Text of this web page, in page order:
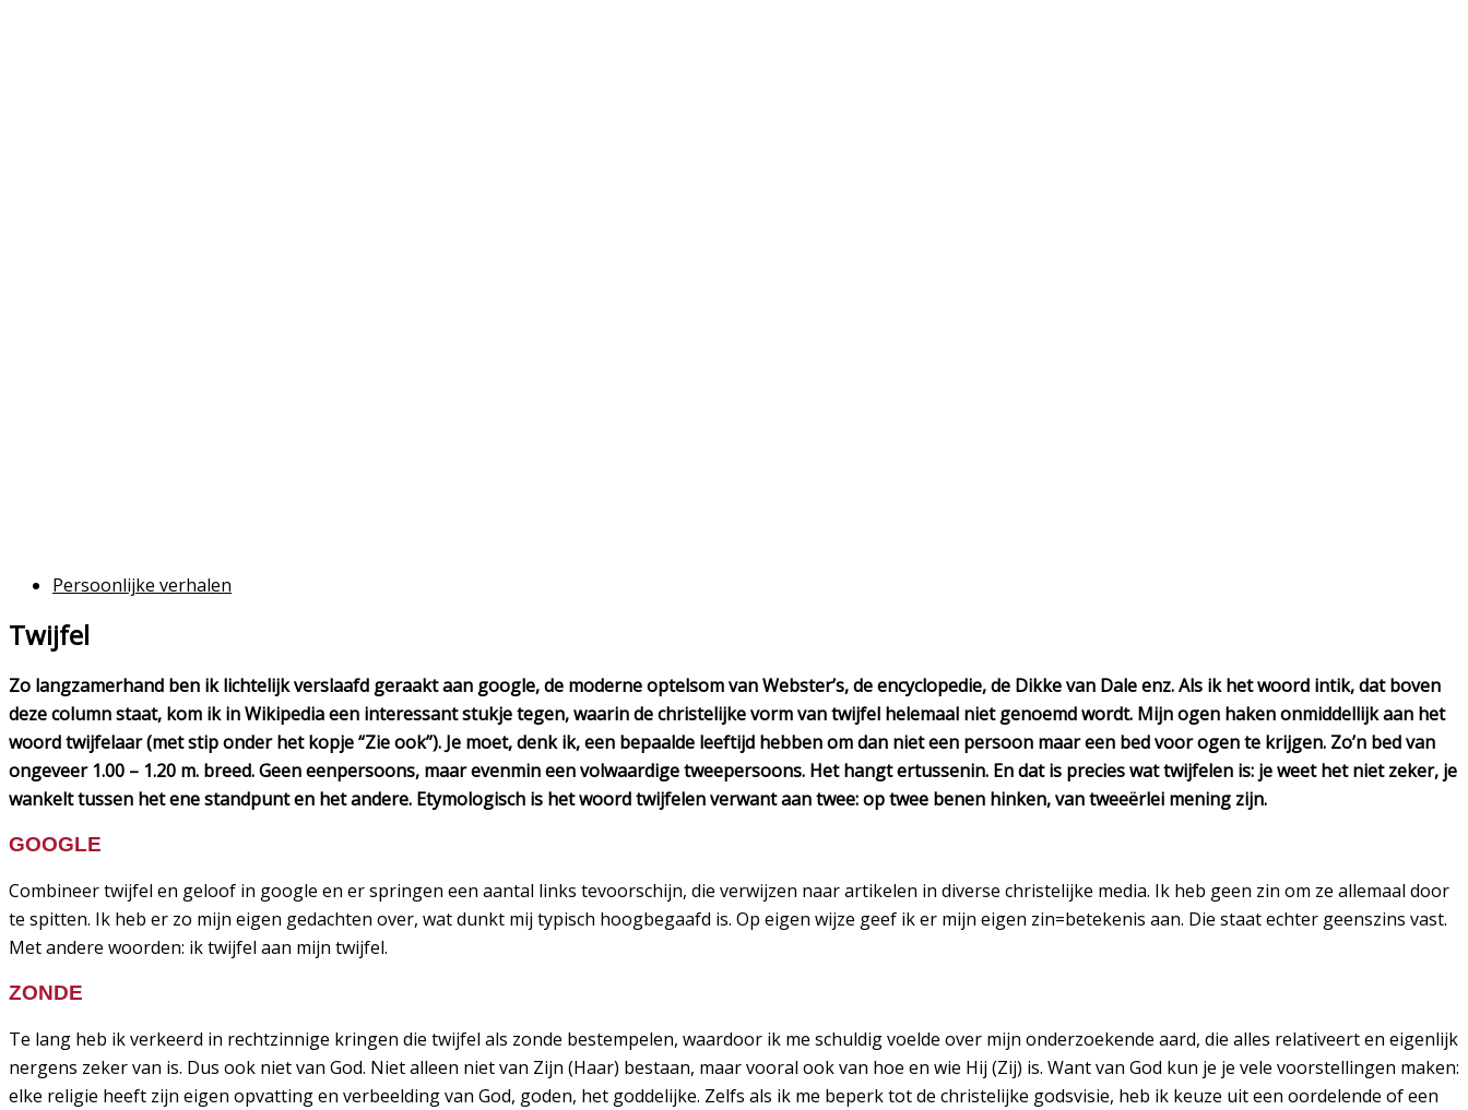
Persoonlijke verhalen
Twijfel
Zo langzamerhand ben ik lichtelijk verslaafd geraakt aan google, de moderne optelsom van Webster’s, de encyclopedie, de Dikke van Dale enz. Als ik het woord intik, dat boven
deze column staat, kom ik in Wikipedia een interessant stukje tegen, waarin de christelijke vorm van twijfel helemaal niet genoemd wordt. Mijn ogen haken onmiddellijk aan het
woord twijfelaar (met stip onder het kopje “Zie ook”). Je moet, denk ik, een bepaalde leeftijd hebben om dan niet een persoon maar een bed voor ogen te krijgen. Zo’n bed van
ongeveer 1.00 – 1.20 m. breed. Geen eenpersoons, maar evenmin een volwaardige tweepersoons. Het hangt ertussenin. En dat is precies wat twijfelen is: je weet het niet zeker, je
wankelt tussen het ene standpunt en het andere. Etymologisch is het woord twijfelen verwant aan twee: op twee benen hinken, van tweeërlei mening zijn.
GOOGLE
Combineer twijfel en geloof in google en er springen een aantal links tevoorschijn, die verwijzen naar artikelen in diverse christelijke media. Ik heb geen zin om ze allemaal door
te spitten. Ik heb er zo mijn eigen gedachten over, wat dunkt mij typisch hoogbegaafd is. Op eigen wijze geef ik er mijn eigen zin=betekenis aan. Die staat echter geenszins vast.
Met andere woorden: ik twijfel aan mijn twijfel.
ZONDE
Te lang heb ik verkeerd in rechtzinnige kringen die twijfel als zonde bestempelen, waardoor ik me schuldig voelde over mijn onderzoekende aard, die alles relativeert en eigenlijk
nergens zeker van is. Dus ook niet van God. Niet alleen niet van Zijn (Haar) bestaan, maar vooral ook van hoe en wie Hij (Zij) is. Want van God kun je je vele voorstellingen maken:
elke religie heeft zijn eigen opvatting en verbeelding van God, goden, het goddelijke. Zelfs als ik me beperk tot de christelijke godsvisie, heb ik keuze uit een oordelende of een